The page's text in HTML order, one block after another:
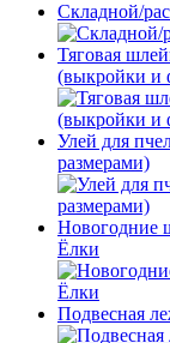
Складной/
Тяговая
(выкройки и
Улей для
размерами)
Новогодние
Ёлки
Подвесная